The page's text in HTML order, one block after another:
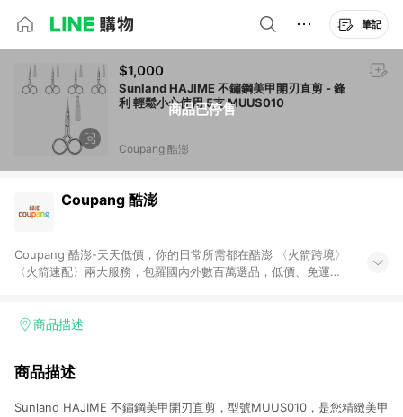
筆記
商品已停售
$1,000
Sunland HAJIME 不鏽鋼美甲開刃直剪 - 鋒
利 輕鬆小心使用 5支 MUUS010
Coupang 酷澎
Coupang 酷澎
Coupang 酷澎-天天低價，你的日常所需都在酷澎 〈火箭跨境〉
〈火箭速配〉兩大服務，包羅國內外數百萬選品，低價、免運，
加入WOW會員告別湊免運，火箭速配、火箭跨境優質選品不限金
商品描述
商品描述
Sunland HAJIME 不鏽鋼美甲開刃直剪，型號MUUS010，是您精緻美甲